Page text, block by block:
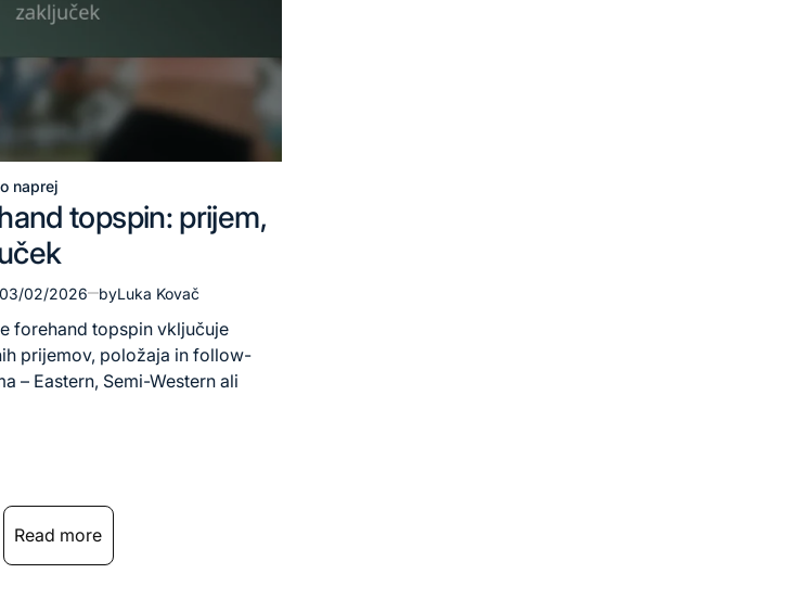
naprej
topspin: prijem,
03/02/2026 byLuka Kovač
forehand topspin vključuje
prijemov, položaja in follow-
– Eastern, Semi-Western ali
Read more